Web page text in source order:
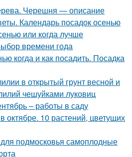
Черешня — описание
Календарь посадок осенью
или когда лучше
времени года
когда и как посадить. Посадка
в открытый грунт весной и
чешуйками луковиц
– работы в саду
октябре. 10 растений, цветущих
подмосковья самоплодные